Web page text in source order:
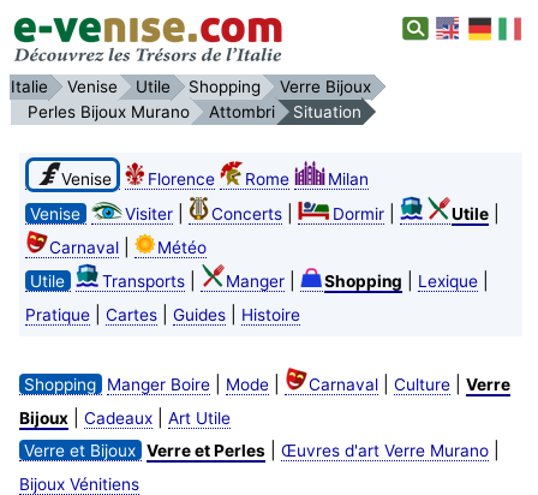
Italie Venise Utile Shopping
Verre Bijoux
Perles Bijoux Murano
Attombri Situation
Venise Florence Rome
Milan
Venise
Visiter| Concerts| Dormir| Utile|
Carnaval|
Météo
Utile
Transports| Manger| Shopping Lexique|
Pratique| Cartes| Guides| Histoire
Shopping Manger Boire| Mode| Carnaval| Culture| Verre
Bijoux| Cadeaux| Art Utile
Verre et Bijoux Verre et Perles| Œuvres d'art Verre Murano|
Bijoux Vénitiens